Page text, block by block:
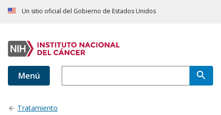
Un sitio oficial del Gobierno de Estados Unidos
Menú
Tratamiento